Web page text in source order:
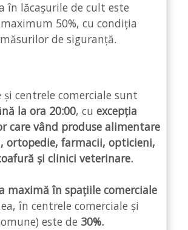
în lăcașurile de cult este
50%, cu condiția
de siguranță.
și centrele comerciale sunt
la ora 20:00, cu excepția
care vând produse alimentare
ortopedie, farmacii, opticieni,
și clinici veterinare.
maximă în spațiile comerciale
în centrele comerciale și
este de 30%.